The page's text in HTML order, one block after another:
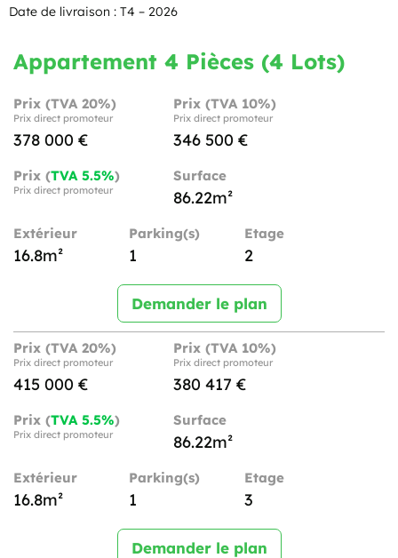
Date de livraison : T4 – 2026
Appartement 4 Pièces (4 Lots)
Prix (TVA 20%)
Prix direct promoteur
378 000 €
Prix (TVA 10%)
Prix direct promoteur
346 500 €
Prix (TVA 5.5%)
Prix direct promoteur
Surface
86.22m²
Extérieur
16.8m²
Parking(s)
1
Etage
2
Demander le plan
Prix (TVA 20%)
Prix direct promoteur
415 000 €
Prix (TVA 10%)
Prix direct promoteur
380 417 €
Prix (TVA 5.5%)
Prix direct promoteur
Surface
86.22m²
Extérieur
16.8m²
Parking(s)
1
Etage
3
Demander le plan